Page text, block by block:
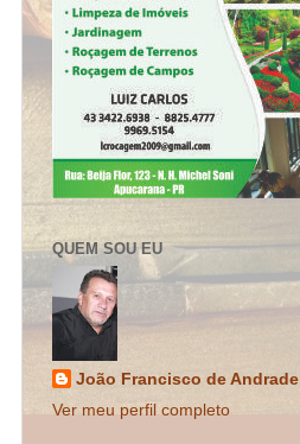
QUEM SOU EU
João Francisco de Andrade
Ver meu perfil completo